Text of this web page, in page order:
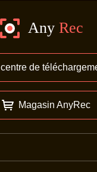
centre de
Magasin AnyRec